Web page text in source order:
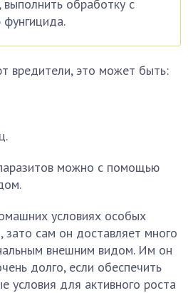
выполнить обработку с
вредители, это может быть:
можно с помощью
условиях особых
зато сам он доставляет много
внешним видом. Им он
долго, если обеспечить
условия для активного роста